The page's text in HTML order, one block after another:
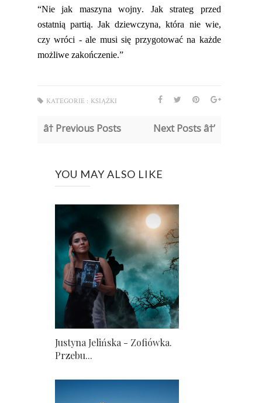
“Nie jak maszyna wojny. Jak strateg przed
ostatnią partią. Jak dziewczyna, która nie wie,
czy wróci - ale musi się przygotować na każde
możliwe zakończenie.”
KATEGORIE : KSIĄŻKI
â† Previous Posts Next Posts â†’
YOU MAY ALSO LIKE
Justyna Jelińska - Zofiówka.
Przebu...